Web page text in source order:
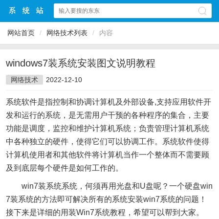
网站首页 / 网络技术列表 / 内容
windows7装系统安装图文说明教程
网络技术 2022-12-10
系统软件是指控制和协调计算机及外部设备,支持应用软件开
发和运行的系统，是无需用户干预的各种程序的集合，主要
功能是调度，监控和维护计算机系统；负责管理计算机系统
中各种独立的硬件，使得它们可以协调工作。系统软件使得
计算机使用者和其他软件将计算机当作一个整体而不需要顾
及到底层每个硬件是如何工作的。
win7装系统系统，何须再用光盘和U盘呢？一个硬盘win
7装系统的方法即可解决所有的系统安装win7系统的问题！
接下来是详细的用装Win7系统教程，希望可以帮到大家。